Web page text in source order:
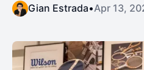
Gian Estrada•Apr 13,